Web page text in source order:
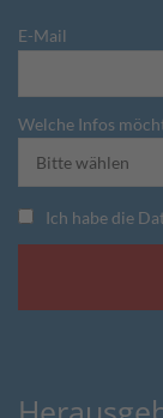
E-Mail
Welche Infos
Ich habe die